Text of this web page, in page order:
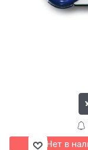
Нет в